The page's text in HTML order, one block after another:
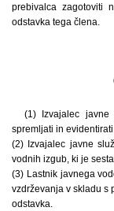
prebivalca zagotoviti
odstavka tega člena.
(1) Izvajalec
spremljati in
(2) Izvajalec javne
vodnih izgub, ki je
(3) Lastnik javnega
vzdrževanja v skladu s
odstavka.